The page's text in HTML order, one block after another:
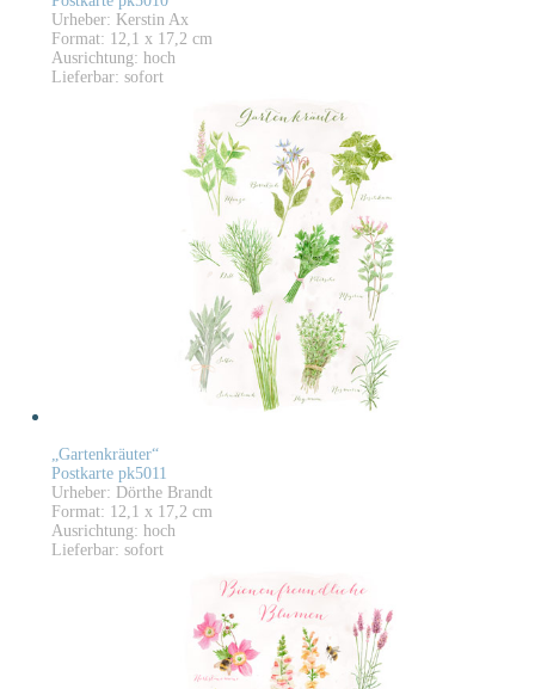
Urheber: Kerstin Ax
Format: 12,1 x 17,2 cm
Ausrichtung: hoch
Lieferbar: sofort
„Gartenkräuter“
Postkarte pk5011
Urheber: Dörthe Brandt
Format: 12,1 x 17,2 cm
Ausrichtung: hoch
Lieferbar: sofort